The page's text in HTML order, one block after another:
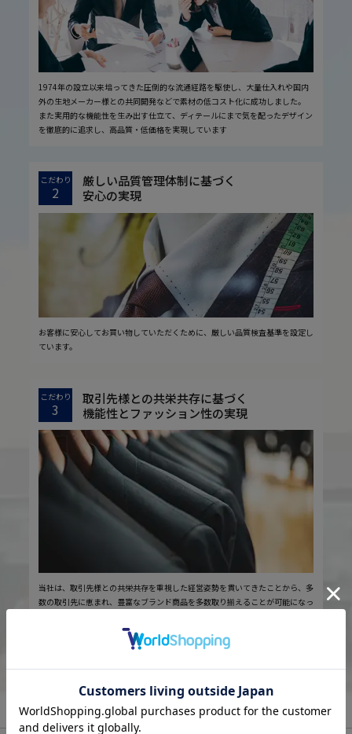
1974年の設立以来培ってきた圧倒的な流通経路を駆使し、大量仕入れや国内
外の生地メーカー様との共同開発などで素材の低コスト化に成功しました。
また実用的な機能性を生み出す仕立て、ディテールにまで気を配ったデザイン
を徹底的に追求し、高品質・低価格を実現しています
こだわり
2
厳しい品質管理体制に基づく
安心の実現
お客様に安心してお買い物していただくために、厳しい品質検査基準を設定し
ています。
こだわり
3
取引先様との共栄共存に基づく
機能性とファッション性の実現
当社は、取引先様との共栄共存を重視した経営姿勢を貫いてきたことから、多
数の取引先に恵まれ、豊富なブランド商品を多数取り揃えることが可能になっ
り「機能性の高さ」と「ファッション性の高さ」を同時に追求する強みを持っ